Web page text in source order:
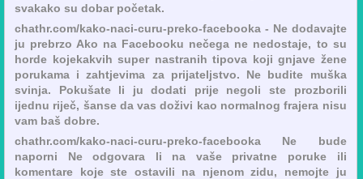
svakako su dobar početak.
chathr.com/kako-naci-curu-preko-facebooka - Ne dodavajte
ju prebrzo Ako na Facebooku nečega ne nedostaje, to su
horde kojekakvih super nastranih tipova koji gnjave žene
porukama i zahtjevima za prijateljstvo. Ne budite muška
svinja. Pokušate li ju dodati prije negoli ste prozborili
ijednu riječ, šanse da vas doživi kao normalnog frajera nisu
vam baš dobre.
chathr.com/kako-naci-curu-preko-facebooka Ne bude
naporni Ne odgovara li na vaše privatne poruke ili
komentare koje ste ostavili na njenom zidu, nemojte ju